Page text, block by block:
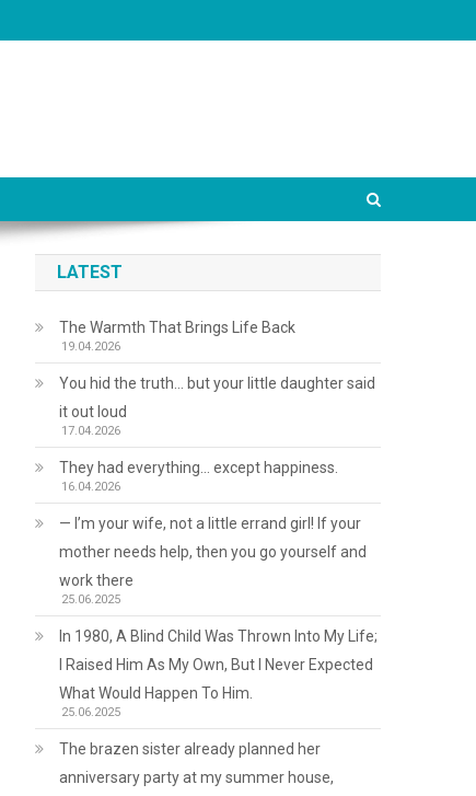
LATEST
The Warmth That Brings Life Back
19.04.2026
You hid the truth… but your little daughter said
it out loud
17.04.2026
They had everything… except happiness.
16.04.2026
— I’m your wife, not a little errand girl! If your
mother needs help, then you go yourself and
work there
25.06.2025
In 1980, A Blind Child Was Thrown Into My Life;
I Raised Him As My Own, But I Never Expected
What Would Happen To Him.
25.06.2025
The brazen sister already planned her
anniversary party at my summer house,